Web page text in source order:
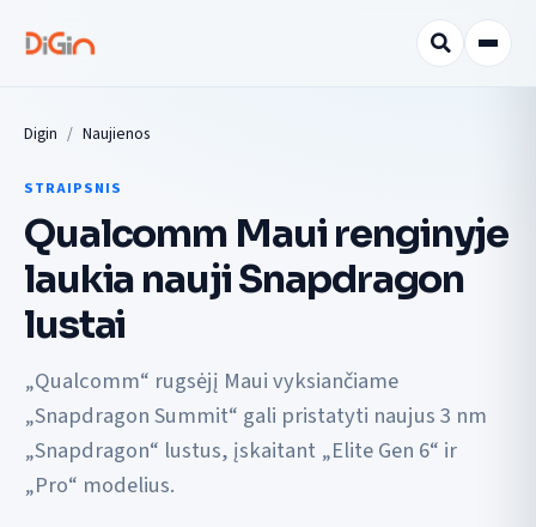
Digin Naujienos
STRAIPSNIS
Qualcomm Maui renginyje
laukia nauji Snapdragon
lustai
„Qualcomm“ rugsėjį Maui vyksiančiame
„Snapdragon Summit“ gali pristatyti naujus 3 nm
„Snapdragon“ lustus, įskaitant „Elite Gen 6“ ir
„Pro“ modelius.